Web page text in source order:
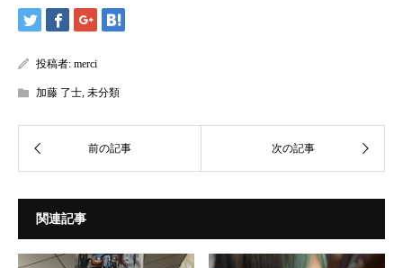
投稿者: merci
加藤 了士, 未分類
関連記事